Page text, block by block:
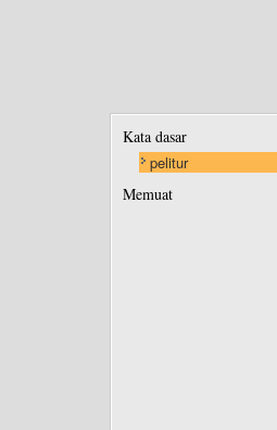
Kata dasar
pelitur
Memuat